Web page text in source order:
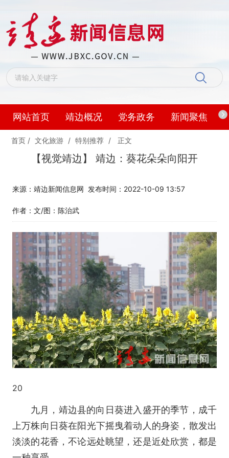
网站首页 靖边概况 党务政务 新闻聚焦
首页 / 文化旅游 / 特别推荐 / 正文
【视觉靖边】 靖边：葵花朵朵向阳开
来源：靖边新闻信息网 发布时间：2022-10-09 13:57
作者：文/图：陈治武
20
九月，靖边县的向日葵进入盛开的季节，成千
上万株向日葵在阳光下摇曳着动人的身姿，散发出
淡淡的花香，不论远处眺望，还是近处欣赏，都是